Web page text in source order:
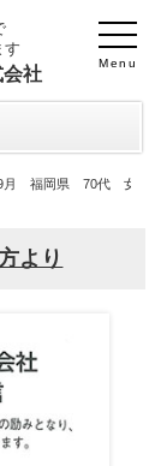
Menu
す
会社
月 福岡県 70代 女性
より